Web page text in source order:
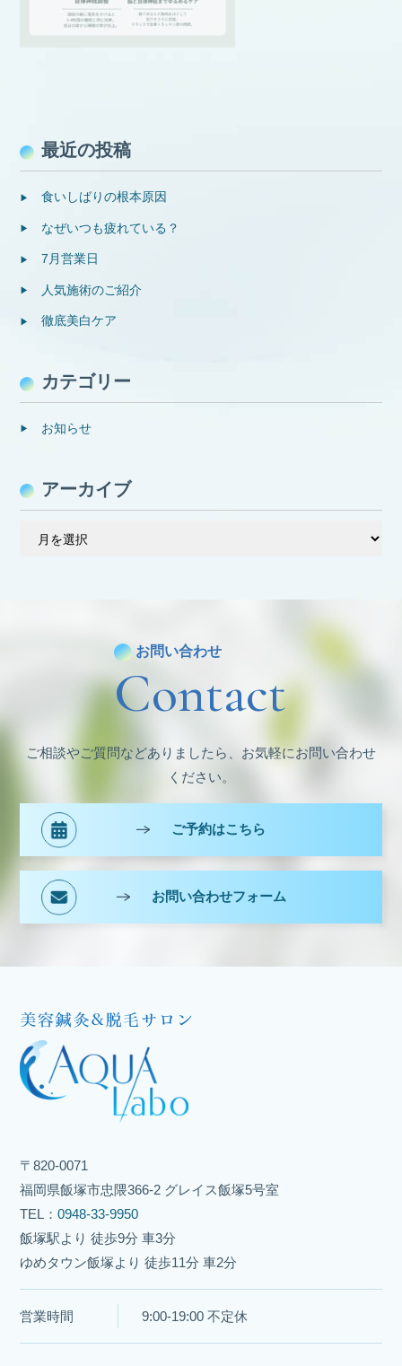
最近の投稿
食いしばりの根本原因
なぜいつも疲れている？
7月営業日
人気施術のご紹介
徹底美白ケア
カテゴリー
お知らせ
アーカイブ
お問い合わせ
Contact
ご相談やご質問などありましたら、お気軽にお問い合わせ
ください。
ご予約はこちら
お問い合わせフォーム
〒820-0071
福岡県飯塚市忠隈366-2 グレイス飯塚5号室
TEL：0948-33-9950
飯塚駅より 徒歩9分 車3分
ゆめタウン飯塚より 徒歩11分 車2分
営業時間 9:00-19:00 不定休